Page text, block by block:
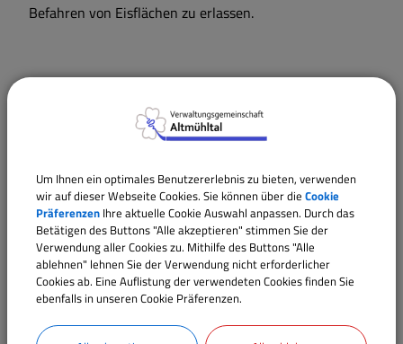
Befahren von Eisflächen zu erlassen.
Langbeschreibung
Rechtsgrundlagen
Verantwortliche Behörde
Ansprechpartner:
MelanieGlück
Tel.:09146 94294-23
Um Ihnen ein optimales Benutzererlebnis zu bieten, verwenden
wir auf dieser Webseite Cookies. Sie können über die Cookie
Präferenzen Ihre aktuelle Cookie Auswahl anpassen. Durch das
Betätigen des Buttons "Alle akzeptieren" stimmen Sie der
Verwendung aller Cookies zu. Mithilfe des Buttons "Alle
ablehnen" lehnen Sie der Verwendung nicht erforderlicher
Cookies ab. Eine Auflistung der verwendeten Cookies finden Sie
ebenfalls in unseren Cookie Präferenzen.